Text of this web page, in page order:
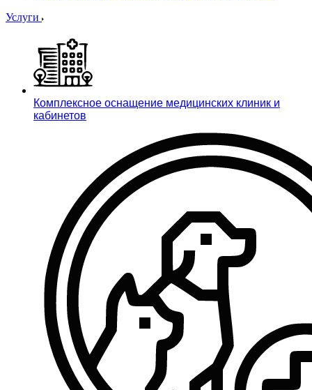
Услуги
Комплексное оснащение медицинских клиник и
кабинетов